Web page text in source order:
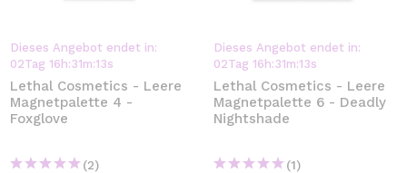
Dieses Angebot endet in:
02Tag 16 h:31m:13s
Lethal Cosmetics - Leere
Magnetpalette 4 -
Foxglove
(2)
Dieses Angebot endet in:
02Tag 16 h:31m:13s
Lethal Cosmetics - Leere
Magnetpalette 6 - Deadly
Nightshade
(1)